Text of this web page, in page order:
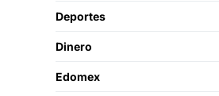
Deportes
Dinero
Edomex